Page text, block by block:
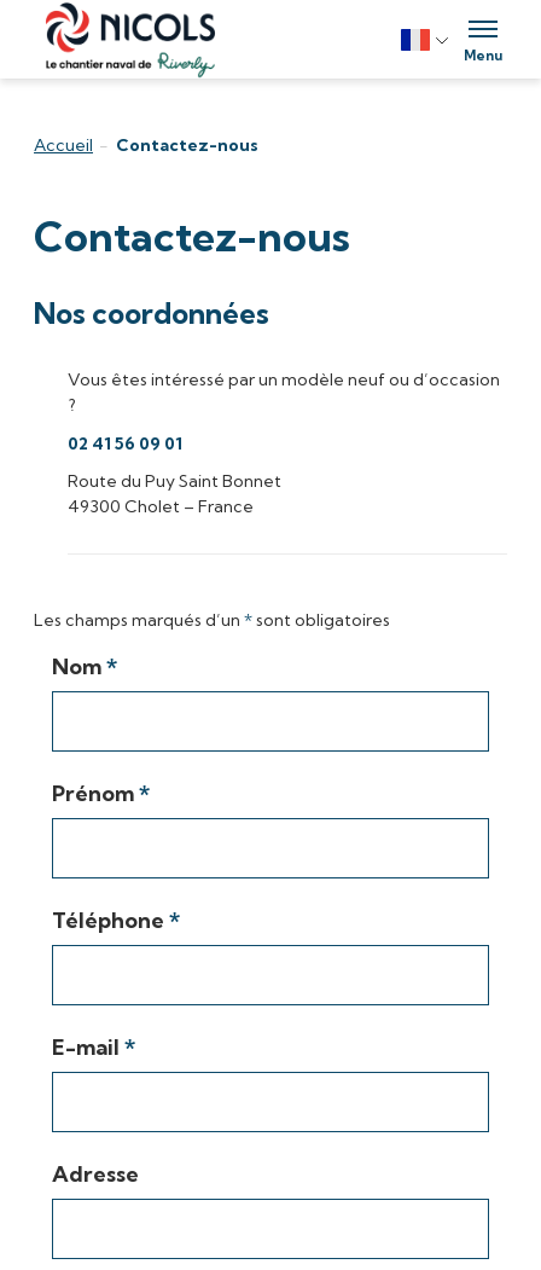
Aller au contenu
Menu
Accueil - Contactez-nous
Contactez-nous
Nos coordonnées
Vous êtes intéressé par un modèle neuf ou d’occasion
?
02 41 56 09 01
Route du Puy Saint Bonnet
49300 Cholet – France
Les champs marqués d’un *sont obligatoires
Nom*
Prénom*
Téléphone *
E-mail *
Adresse